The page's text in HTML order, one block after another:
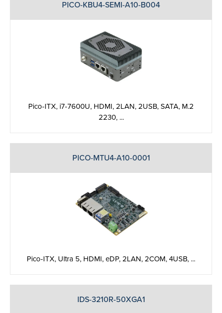
PICO-KBU4-SEMI-A10-B004
Pico-ITX, i7-7600U, HDMI, 2LAN, 2USB, SATA, M.2
2230, ...
PICO-MTU4-A10-0001
Pico-ITX, Ultra 5, HDMI, eDP, 2LAN, 2COM, 4USB, ...
IDS-3210R-50XGA1